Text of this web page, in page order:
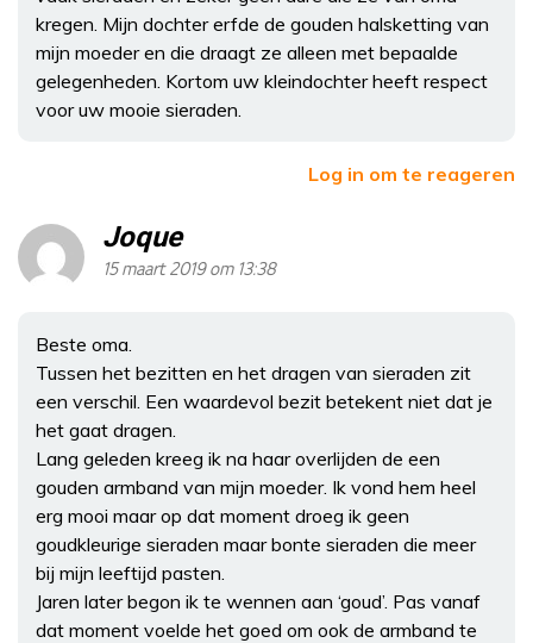
kregen. Mijn dochter erfde de gouden halsketting van
mijn moeder en die draagt ze alleen met bepaalde
gelegenheden. Kortom uw kleindochter heeft respect
voor uw mooie sieraden.
Log in om te reageren
Joque
15 maart 2019 om 13:38
Beste oma.
Tussen het bezitten en het dragen van sieraden zit
een verschil. Een waardevol bezit betekent niet dat je
het gaat dragen.
Lang geleden kreeg ik na haar overlijden de een
gouden armband van mijn moeder. Ik vond hem heel
erg mooi maar op dat moment droeg ik geen
goudkleurige sieraden maar bonte sieraden die meer
bij mijn leeftijd pasten.
Jaren later begon ik te wennen aan ‘goud’. Pas vanaf
dat moment voelde het goed om ook de armband te